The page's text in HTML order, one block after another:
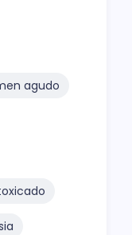
agudo